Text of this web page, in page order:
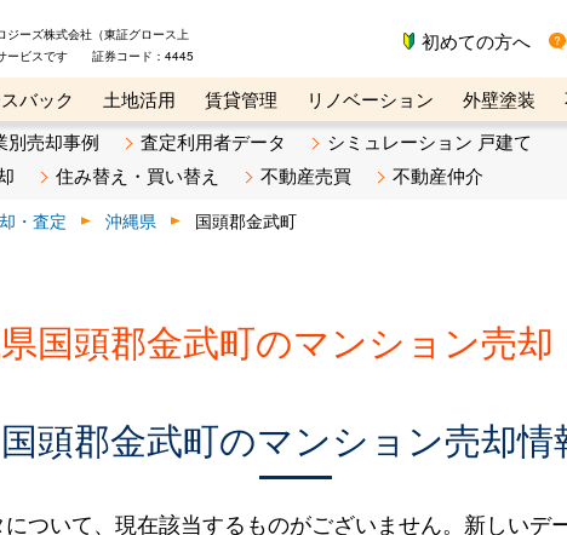
ジーズ株式会社（東証グロース上
ービスです 証券コード：4445
初めての方へ
バック 土地活用 賃貸管理 リノベーション 外壁塗装
ライン講座 リビンマガジンBiz 不動産売却ご相談デスク
別売却事例 査定利用者データ
シミュレーション 戸建て
住み替え・買い替え 不動産売買 不動産仲介
・査定 沖縄県 国頭郡金武町
国頭郡金武町のマンション売却
国頭郡金武町のマンション売却情
ついて、現在該当するものがございません。新しいデ